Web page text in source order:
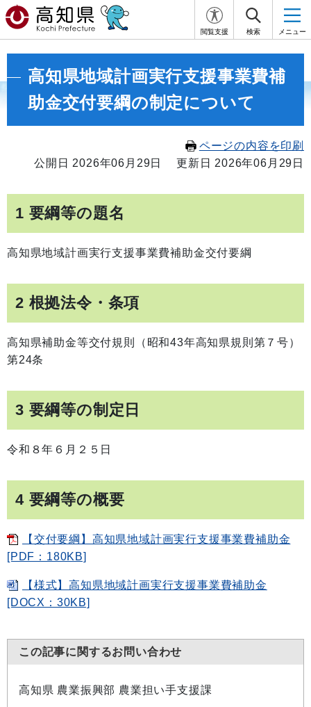
閲覧支援 検索 メニュー
高知県地域計画実行支援事業費補
助金交付要綱の制定について
ページの内容を印刷
公開日 2026年06月29日
更新日 2026年06月29日
1 要綱等の題名
高知県地域計画実行支援事業費補助金交付要綱
2 根拠法令・条項
高知県補助金等交付規則（昭和43年高知県規則第７号）
第24条
3 要綱等の制定日
令和８年６月２５日
4 要綱等の概要
【交付要綱】高知県地域計画実行支援事業費補助金
[PDF：180KB]
【様式】高知県地域計画実行支援事業費補助金
[DOCX：30KB]
この記事に関するお問い合わせ
高知県 農業振興部 農業担い手支援課